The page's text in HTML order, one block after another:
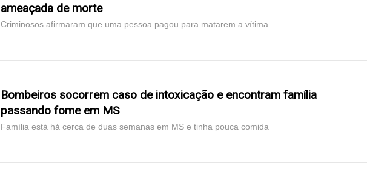
ameaçada de morte
Criminosos afirmaram que uma pessoa pagou para matarem a vítima
Bombeiros socorrem caso de intoxicação e encontram família
passando fome em MS
Família está há cerca de duas semanas em MS e tinha pouca comida